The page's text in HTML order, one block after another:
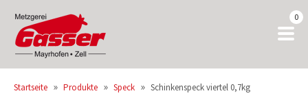
0
Startseite » Produkte » Speck » Schinkenspeck viertel 0,7kg